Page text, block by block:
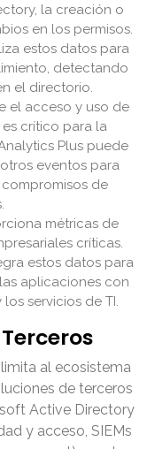
la creación o
en los permisos.
estos datos para
detectando
el directorio.
el acceso y uso de
crítico para la
Plus puede
eventos para
de
métricas de
críticas.
estos datos para
aplicaciones con
servicios de TI.
al ecosistema
de terceros
Active Directory
y acceso, SIEMs